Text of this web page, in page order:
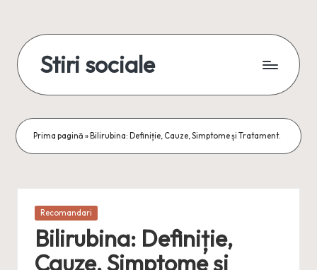
content
Stiri sociale
conexiuni
reale
Prima pagină » Bilirubina: Definiție, Cauze, Simptome și Tratament.
Posted
Recomandari
Bilirubina: Definiție,
Cauze, Simptome și